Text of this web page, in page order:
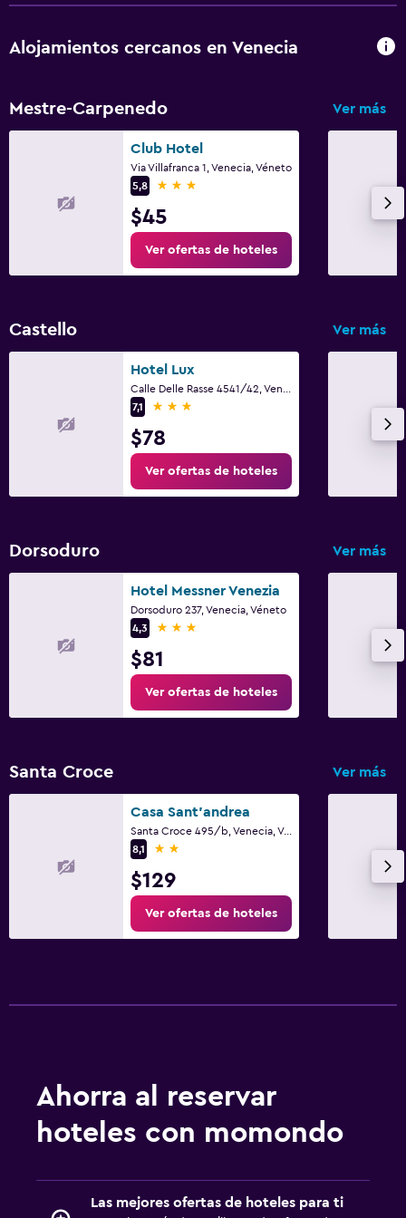
Alojamientos cercanos en Venecia
Mestre-Carpenedo Ver más
Club Hotel
Via Villafranca 1, Venecia, Véneto
5,8
3 estrellas
$45
Ver ofertas de hoteles
Castello Ver más
Hotel Lux
7,1
3 estrellas
$78
Ver ofertas de hoteles
Dorsoduro Ver más
Hotel Messner Venezia
Dorsoduro 237, Venecia, Véneto
4,3
3 estrellas
$81
Ver ofertas de hoteles
Santa Croce Ver más
Casa Sant'andrea
Santa Croce 495/b, Venecia, Véneto
8,1
2 estrellas
$129
Ver ofertas de hoteles
Ahorra al reservar
hoteles con momondo
Las mejores ofertas de hoteles para ti